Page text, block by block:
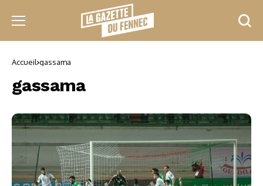
Accueil gassama
gassama